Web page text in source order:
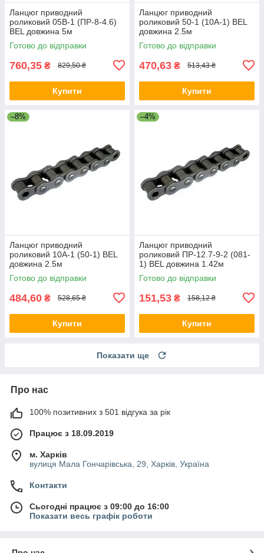
Ланцюг приводний
роликовий 05B-1 (ПР-8-4.6)
BEL довжина 5м
Готово до відправки
760,35 ₴ 829,50 ₴
Купити
Ланцюг приводний
роликовий 50-1 (10A-1) BEL
довжина 2.5м
Готово до відправки
470,63 ₴ 513,43 ₴
Купити
–8%
Ланцюг приводний
роликовий 10A-1 (50-1) BEL
довжина 2.5м
Готово до відправки
484,60 ₴ 528,65 ₴
Купити
–4%
Ланцюг приводний
роликовий ПР-12.7-9-2 (081-
1) BEL довжина 1.42м
Готово до відправки
151,53 ₴ 158,12 ₴
Купити
Показати ще
Про нас
100% позитивних з 501 відгука за рік
Працює з 18.09.2019
м. Харків
вулиця Мала Гончарівська, 29, Харків, Україна
Контакти
Сьогодні працює з 09:00 до 16:00
Показати весь графік роботи